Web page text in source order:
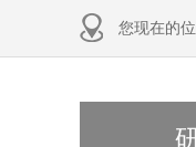
您现在的